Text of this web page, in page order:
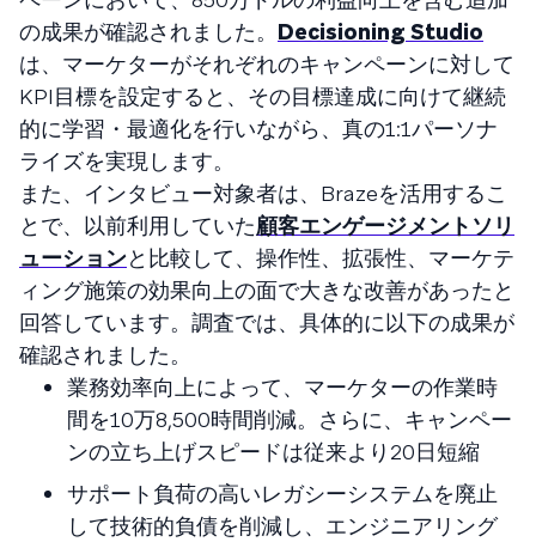
の成果が確認されました。 Decisioning Studio
は、マーケターがそれぞれのキャンペーンに対して
KPI目標を設定すると、その目標達成に向けて継続
的に学習・最適化を行いながら、真の1:1パーソナ
ライズを実現します。
また、インタビュー対象者は、Brazeを活用するこ
とで、以前利用していた顧客エンゲージメントソリ
ューションと比較して、操作性、拡張性、マーケテ
ィング施策の効果向上の面で大きな改善があったと
回答しています。調査では、具体的に以下の成果が
確認されました。
業務効率向上によって、マーケターの作業時
間を10万8,500時間削減。さらに、キャンペー
ンの立ち上げスピードは従来より20日短縮
サポート負荷の高いレガシーシステムを廃止
して技術的負債を削減し、エンジニアリング